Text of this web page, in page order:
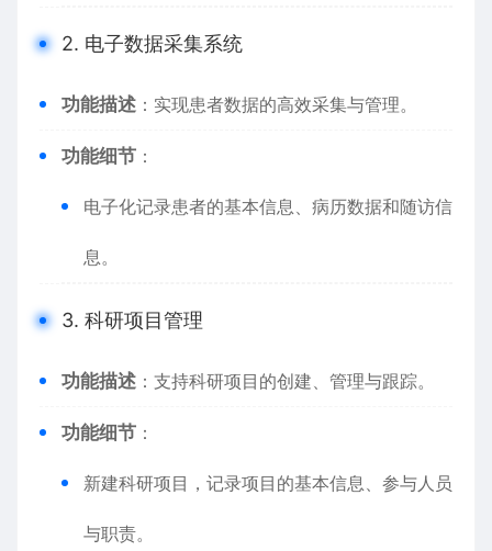
2. 电子数据采集系统
功能描述 ：实现患者数据的高效采集与管理。
功能细节 ：
电子化记录患者的基本信息、病历数据和随访信
息。
3. 科研项目管理
功能描述 ：支持科研项目的创建、管理与跟踪。
功能细节 ：
新建科研项目，记录项目的基本信息、参与人员
与职责。